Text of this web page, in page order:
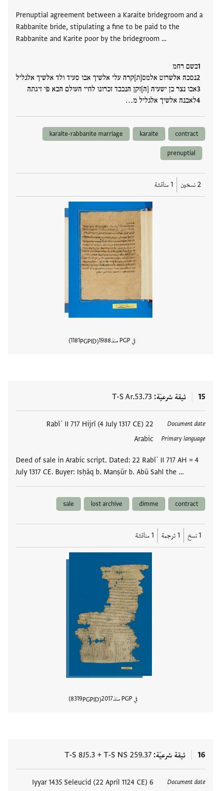
Prenuptial agreement between a Karaite bridegroom and a
Rabbanite bride, stipulating a fine to be paid to the
Rabbanite and Karite poor by the bridegroom …
בשם רחמ
נסכה אלשרוט אלמס[ת]קרה עלי אלשיך אבו סעיד ולד אלשיך אלגליל
אבו נצר בן ישעיה [ה]זקן הנכבד זכרונו לחיי העולם הבא פי זיגתה
לאבנה אלשיך אלגליל מ…
contract
karaite
karaite-rabbanite marriage
prenuptial
2 نسخين 1 مناقشة
في PGP منذ 1988
PGPID
1181
15 ثيقة شرعيّة T-S Ar.53.73
Document date
22 Rabīʿ II 717 Hijrī (4 July 1317 CE)
Primary language
Arabic
Deed of sale in Arabic script. Dated: 22 Rabīʿ II 717 AH = 4
July 1317 CE. Buyer: Isḥāq b. Manṣūr b. Abū Sahl the …
العلامات
contract
dimme
lost archive
sale
1 نسخ 1 ترجمة 1 مناقشة
في PGP منذ 2017
PGPID
8319
16 ثيقة شرعيّة T-S NS 259.37
+
T-S 8J5.3
Document date
6 Iyyar 1435 Seleucid (22 April 1124 CE) العلامات